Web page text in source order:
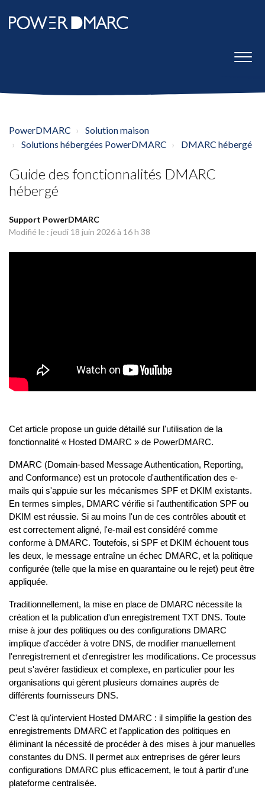
PowerDMARC
Solution maison
Solutions hébergées PowerDMARC
DMARC hébergé
Guide des fonctionnalités DMARC
hébergé
Support PowerDMARC
Modifié le : jeudi 18 juin 2026 à 16 h 38
Cet article propose un guide détaillé sur l'utilisation de la
fonctionnalité « Hosted DMARC » de PowerDMARC.
DMARC (Domain-based Message Authentication, Reporting,
and Conformance) est un protocole d'authentification des e-
mails qui s'appuie sur les mécanismes SPF et DKIM existants.
En termes simples, DMARC vérifie si l'authentification SPF ou
DKIM est réussie. Si au moins l'un de ces contrôles aboutit et
est correctement aligné, l'e-mail est considéré comme
conforme à DMARC. Toutefois, si SPF et DKIM échouent tous
les deux, le message entraîne un échec DMARC, et la politique
configurée (telle que la mise en quarantaine ou le rejet) peut être
appliquée.
Traditionnellement, la mise en place de DMARC nécessite la
création et la publication d'un enregistrement TXT DNS. Toute
mise à jour des politiques ou des configurations DMARC
implique d'accéder à votre DNS, de modifier manuellement
l'enregistrement et d'enregistrer les modifications. Ce processus
peut s'avérer fastidieux et complexe, en particulier pour les
organisations qui gèrent plusieurs domaines auprès de
différents fournisseurs DNS.
C'est là qu'intervient Hosted DMARC : il simplifie la gestion des
enregistrements DMARC et l'application des politiques en
éliminant la nécessité de procéder à des mises à jour manuelles
constantes du DNS. Il permet aux entreprises de gérer leurs
configurations DMARC plus efficacement, le tout à partir d'une
plateforme centralisée.